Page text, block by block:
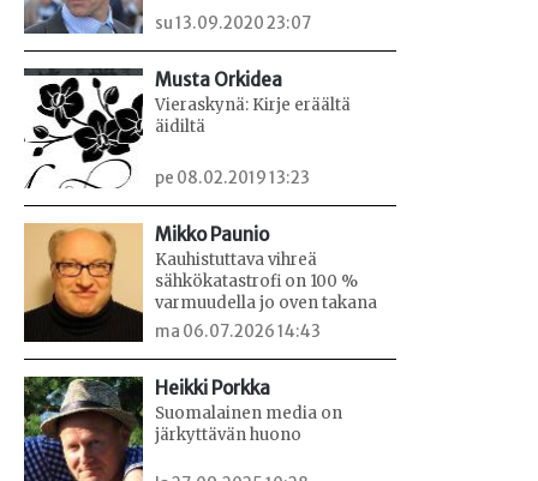
su 13.09.2020 23:07
Musta Orkidea
Vieraskynä: Kirje eräältä
äidiltä
pe 08.02.2019 13:23
Mikko Paunio
Kauhistuttava vihreä
sähkökatastrofi on 100 %
varmuudella jo oven takana
ma 06.07.2026 14:43
Heikki Porkka
Suomalainen media on
järkyttävän huono